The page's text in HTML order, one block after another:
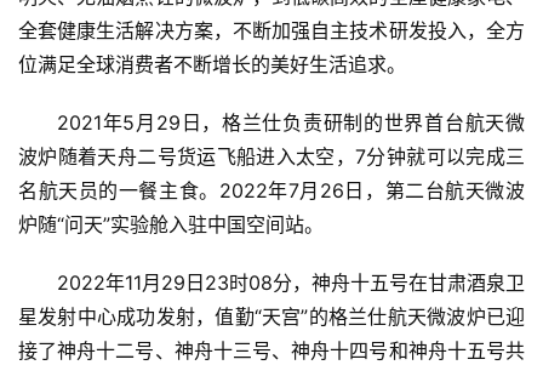
全套健康生活解决方案，不断加强自主技术研发投入，全方
位满足全球消费者不断增长的美好生活追求。
2021年5月29日，格兰仕负责研制的世界首台航天微
波炉随着天舟二号货运飞船进入太空，7分钟就可以完成三
名航天员的一餐主食。2022年7月26日，第二台航天微波
炉随“问天”实验舱入驻中国空间站。
2022年11月29日23时08分，神舟十五号在甘肃酒泉卫
星发射中心成功发射，值勤“天宫”的格兰仕航天微波炉已迎
接了神舟十二号、神舟十三号、神舟十四号和神舟十五号共